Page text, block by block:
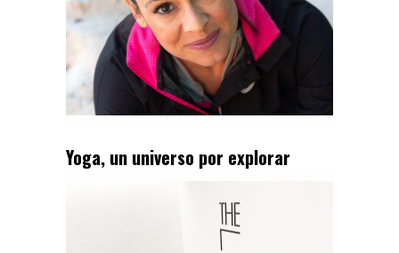
Yoga, un universo por explorar